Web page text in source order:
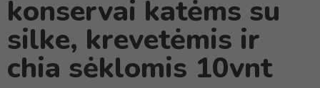
konservai katėms su
silke, krevetėmis ir
chia sėklomis 10vnt